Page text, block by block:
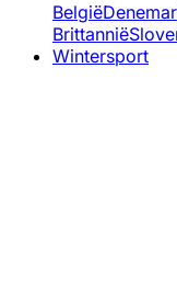
België
Brittannië
Wintersport